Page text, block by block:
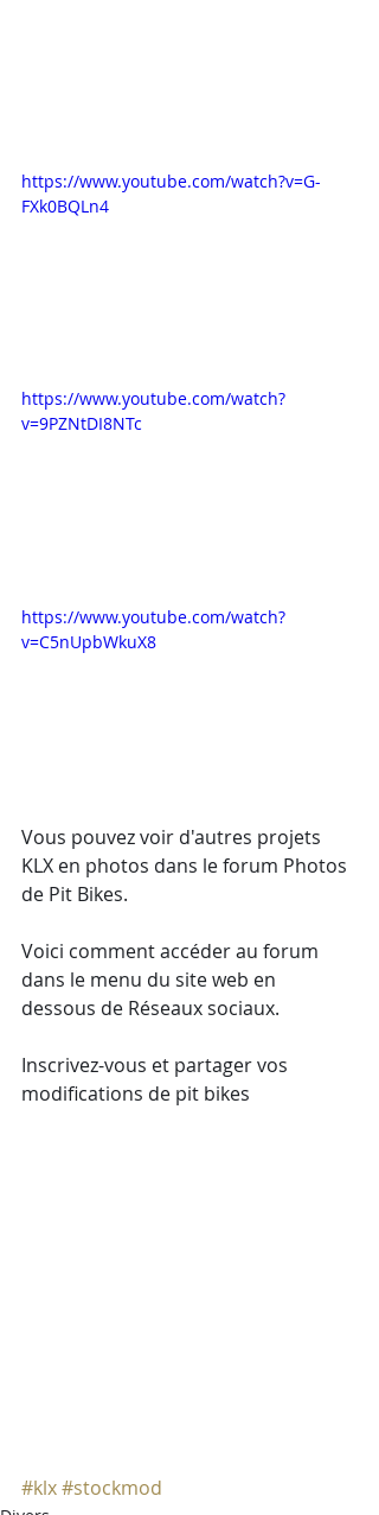
https://www.youtube.com/watch?v=G-
FXk0BQLn4
https://www.youtube.com/watch?
v=9PZNtDI8NTc
https://www.youtube.com/watch?
v=C5nUpbWkuX8
Vous pouvez voir d'autres projets
KLX en photos dans le forum Photos
de Pit Bikes.
Voici comment accéder au forum
dans le menu du site web en
dessous de Réseaux sociaux.
Inscrivez-vous et partager vos
modifications de pit bikes
#klx#stockmod